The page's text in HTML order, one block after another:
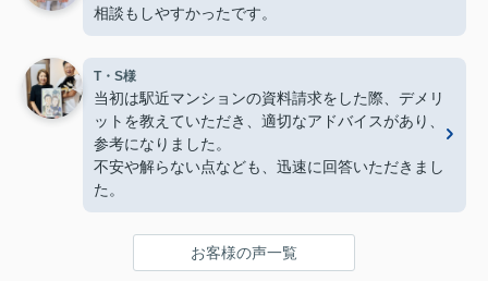
相談もしやすかったです。
T・S様
当初は駅近マンションの資料請求をした際、デメリ
ットを教えていただき、適切なアドバイスがあり、
参考になりました。
不安や解らない点なども、迅速に回答いただきまし
た。
お客様の声一覧